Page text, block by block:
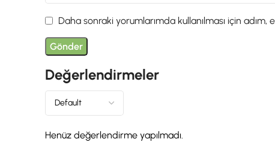
Değerlendirmeler
Henüz değerlendirme yapılmadı.
Daha sonraki yorumlarımda kullanılması için